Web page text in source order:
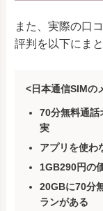
また、実際の口
評判を以下にま
<日本通信SIMの
70分無料通話
実
アプリを使わ
1GB290円の
20GBに70分
ランがある